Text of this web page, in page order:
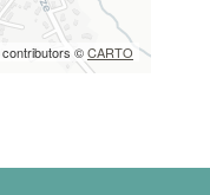
contributors ©CARTO